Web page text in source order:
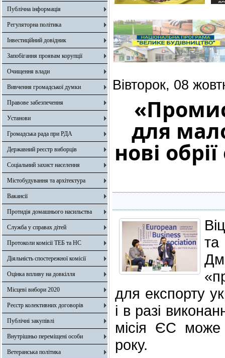
Публічна інформація
Регуляторна політика
Інвестиційний довідник
Запобігання проявам корупції
Очищення влади
Вивчення громадської думки
Правове забезпечення
Установи
Громадська рада при РДА
Державний реєстр виборців
Соціальний захист населення
Містобудування та архітектура
Вакансії
Протидія домашнього насильства
Служба у справах дітей
Протоколи комісії ТЕБ та НС
Діяльність спостережної комісії
Оцінка впливу на довкілля
Місцеві вибори 2020
Реєстр колективних договорів
Публічні закупівлі
Внутрішньо переміщені особи
Ветеранська політика
Вівторок, 08
для
нові
та
для експорту
і в разі
місія ЄС
року.